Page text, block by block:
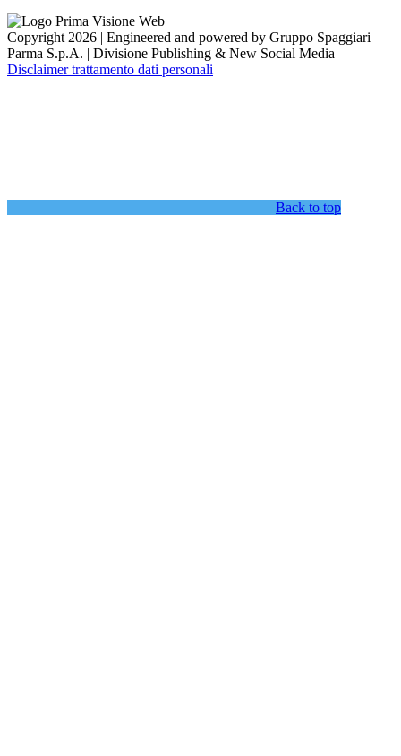
Copyright 2026 | Engineered and powered by Gruppo Spaggiari
Parma S.p.A. | Divisione Publishing & New Social Media
Disclaimer trattamento dati personali
Back to top